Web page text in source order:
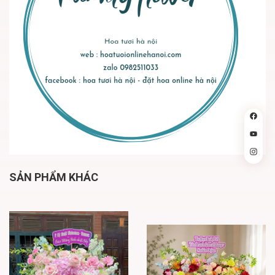
SẢN PHẨM KHÁC